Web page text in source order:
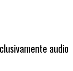
audio